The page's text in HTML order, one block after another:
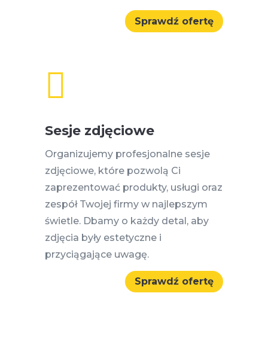
Sprawdź ofertę

Sesje zdjęciowe
Organizujemy profesjonalne sesje
zdjęciowe, które pozwolą Ci
zaprezentować produkty, usługi oraz
zespół Twojej firmy w najlepszym
świetle. Dbamy o każdy detal, aby
zdjęcia były estetyczne i
przyciągające uwagę.
Sprawdź ofertę